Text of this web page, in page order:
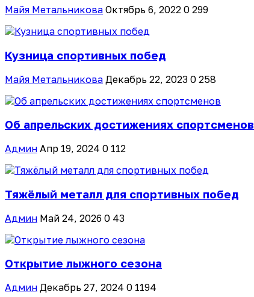
Майя Метальникова Октябрь 6, 2022 0 299
Кузница спортивных побед
Майя Метальникова Декабрь 22, 2023 0 258
Об апрельских достижениях спортсменов
Админ Апр 19, 2024 0 112
Тяжёлый металл для спортивных побед
Админ Май 24, 2026 0 43
Открытие лыжного сезона
Админ Декабрь 27, 2024 0 1194